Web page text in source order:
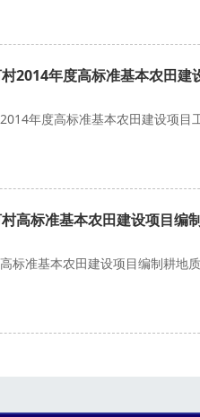
年度高标准基本农田建设项
高标准基本农田建设项目编
标准基本农田建设项目编制耕地